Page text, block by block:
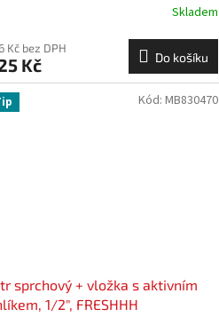
Skladem
Kč bez DPH
Kč Do košíku
sprchový + vložka s aktivním
1/2", FRESHHH
Kód: MB830470